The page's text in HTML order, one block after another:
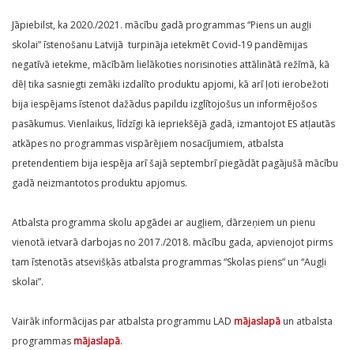
Jāpiebilst, ka 2020./2021. mācību gadā programmas “Piens un augļi
skolai” īstenošanu Latvijā turpināja ietekmēt Covid-19 pandēmijas
negatīvā ietekme, mācībām lielākoties norisinoties attālinātā režīmā, kā
dēļ tika sasniegti zemāki izdalīto produktu apjomi, kā arī ļoti ierobežoti
bija iespējams īstenot dažādus papildu izglītojošus un informējošos
pasākumus. Vienlaikus, līdzīgi kā iepriekšējā gadā, izmantojot ES atļautās
atkāpes no programmas vispārējiem nosacījumiem, atbalsta
pretendentiem bija iespēja arī šajā septembrī piegādāt pagājušā mācību
gadā neizmantotos produktu apjomus.
Atbalsta programma skolu apgādei ar augļiem, dārzeņiem un pienu
vienotā ietvarā darbojas no 2017./2018. mācību gada, apvienojot pirms
tam īstenotās atsevišķās atbalsta programmas “Skolas piens” un “Augļi
skolai”.
Vairāk informācijas par atbalsta programmu LAD mājaslapā un atbalsta
programmas mājaslapā.